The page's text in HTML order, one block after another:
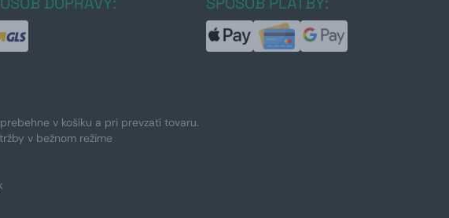
v košíku a pri prevzatí tovaru.
v bežnom režime